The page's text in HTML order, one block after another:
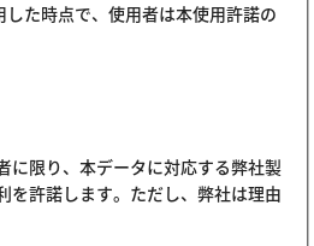
た時点で、使用者は本使用許諾の
に限り、本データに対応する弊社製
を許諾します。ただし、弊社は理由